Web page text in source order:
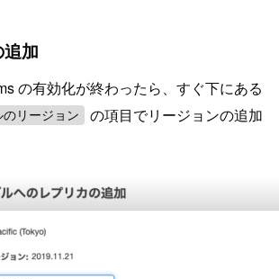
加
の有効化が終わったら、すぐ下にある
リージョン
の項目でリージョンの追加